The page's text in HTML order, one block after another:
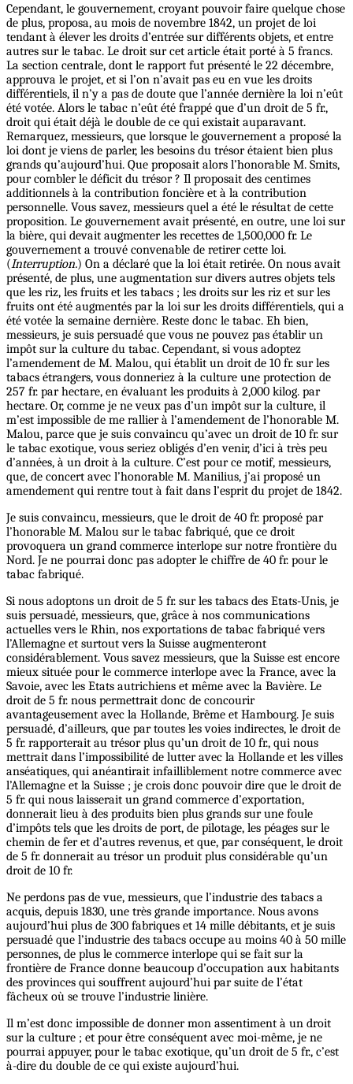
Cependant, le gouvernement, croyant pouvoir faire quelque chose
de plus, proposa, au mois de novembre 1842, un projet de loi
tendant à élever les droits d’entrée sur différents objets, et entre
autres sur le tabac. Le droit sur cet article était porté à 5 francs.
La section centrale, dont le rapport fut présenté le 22 décembre,
approuva le projet, et si l’on n’avait pas eu en vue les droits
différentiels, il n’y a pas de doute que l’année dernière la loi n’eût
été votée. Alors le tabac n’eût été frappé que d’un droit de 5 fr.,
droit qui était déjà le double de ce qui existait auparavant.
Remarquez, messieurs, que lorsque le gouvernement a proposé la
loi dont je viens de parler, les besoins du trésor étaient bien plus
grands qu’aujourd’hui. Que proposait alors l’honorable M. Smits,
pour combler le déficit du trésor ? Il proposait des centimes
additionnels à la contribution foncière et à la contribution
personnelle. Vous savez, messieurs quel a été le résultat de cette
proposition. Le gouvernement avait présenté, en outre, une loi sur
la bière, qui devait augmenter les recettes de 1,500,000 fr. Le
gouvernement a trouvé convenable de retirer cette loi.
(Interruption.) On a déclaré que la loi était retirée. On nous avait
présenté, de plus, une augmentation sur divers autres objets tels
que les riz, les fruits et les tabacs ; les droits sur les riz et sur les
fruits ont été augmentés par la loi sur les droits différentiels, qui a
été votée la semaine dernière. Reste donc le tabac. Eh bien,
messieurs, je suis persuadé que vous ne pouvez pas établir un
impôt sur la culture du tabac. Cependant, si vous adoptez
l’amendement de M. Malou, qui établit un droit de 10 fr. sur les
tabacs étrangers, vous donneriez à la culture une protection de
257 fr. par hectare, en évaluant les produits à 2,000 kilog. par
hectare. Or, comme je ne veux pas d’un impôt sur la culture, il
m’est impossible de me rallier à l’amendement de l’honorable M.
Malou, parce que je suis convaincu qu’avec un droit de 10 fr. sur
le tabac exotique, vous seriez obligés d’en venir, d’ici à très peu
d’années, à un droit à la culture. C’est pour ce motif, messieurs,
que, de concert avec l’honorable M. Manilius, j’ai proposé un
amendement qui rentre tout à fait dans l’esprit du projet de 1842.
Je suis convaincu, messieurs, que le droit de 40 fr. proposé par
l’honorable M. Malou sur le tabac fabriqué, que ce droit
provoquera un grand commerce interlope sur notre frontière du
Nord. Je ne pourrai donc pas adopter le chiffre de 40 fr. pour le
tabac fabriqué.
Si nous adoptons un droit de 5 fr. sur les tabacs des Etats-Unis, je
suis persuadé, messieurs, que, grâce à nos communications
actuelles vers le Rhin, nos exportations de tabac fabriqué vers
l’Allemagne et surtout vers la Suisse augmenteront
considérablement. Vous savez messieurs, que la Suisse est encore
mieux située pour le commerce interlope avec la France, avec la
Savoie, avec les Etats autrichiens et même avec la Bavière. Le
droit de 5 fr. nous permettrait donc de concourir
avantageusement avec la Hollande, Brême et Hambourg. Je suis
persuadé, d’ailleurs, que par toutes les voies indirectes, le droit de
5 fr. rapporterait au trésor plus qu’un droit de 10 fr., qui nous
mettrait dans l’impossibilité de lutter avec la Hollande et les villes
anséatiques, qui anéantirait infailliblement notre commerce avec
l’Allemagne et la Suisse ; je crois donc pouvoir dire que le droit de
5 fr. qui nous laisserait un grand commerce d’exportation,
donnerait lieu à des produits bien plus grands sur une foule
d’impôts tels que les droits de port, de pilotage, les péages sur le
chemin de fer et d’autres revenus, et que, par conséquent, le droit
de 5 fr. donnerait au trésor un produit plus considérable qu’un
droit de 10 fr.
Ne perdons pas de vue, messieurs, que l’industrie des tabacs a
acquis, depuis 1830, une très grande importance. Nous avons
aujourd’hui plus de 300 fabriques et 14 mille débitants, et je suis
persuadé que l’industrie des tabacs occupe au moins 40 à 50 mille
personnes, de plus le commerce interlope qui se fait sur la
frontière de France donne beaucoup d’occupation aux habitants
des provinces qui souffrent aujourd’hui par suite de l’état
fâcheux où se trouve l’industrie linière.
Il m’est donc impossible de donner mon assentiment à un droit
sur la culture ; et pour être conséquent avec moi-même, je ne
pourrai appuyer, pour le tabac exotique, qu’un droit de 5 fr., c’est
à-dire du double de ce qui existe aujourd’hui.